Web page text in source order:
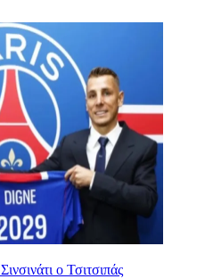
ο Τσιτσιπάς